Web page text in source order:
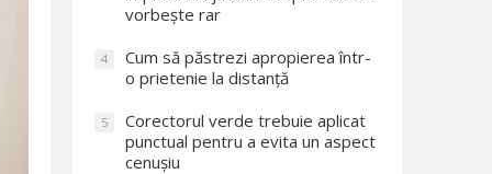
vorbește rar
4
Cum să păstrezi apropierea într-
o prietenie la distanță
5
Corectorul verde trebuie aplicat
punctual pentru a evita un aspect
cenușiu